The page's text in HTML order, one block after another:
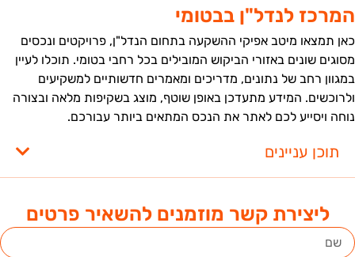
ליצירת קשר מוזמנים להשאיר פרטים
לנדל"ן בבטומי
תמצאו מיטב אפיקי ההשקעה בתחום הנדל"ן, פרויקטים ונכסים
שונים באזורי הביקוש המובילים בכל רחבי בטומי. תוכלו לעיין
רחב של נתונים, מדריכים ומאמרים חדשותיים למשקיעים
המידע מתעדכן באופן שוטף, מוצג בשקיפות מלאה ובצורה
ויסייע לכם לאתר את הנכס המתאים ביותר עבורכם.
תוכן עניינים